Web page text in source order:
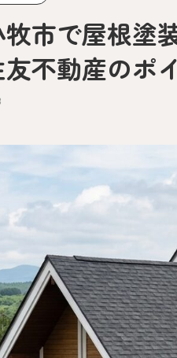
市で屋根塗
不動産のポ